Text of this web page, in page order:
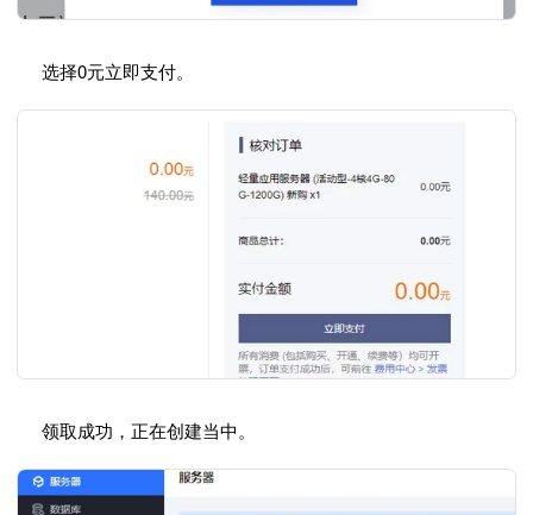
选择0元立即支付。
领取成功，正在创建当中。